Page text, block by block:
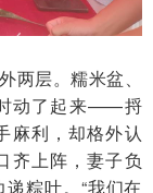
两层。糯米盆、
动了起来——捋
麻利，却格外认
齐上阵，妻子负
粽叶。“我们在